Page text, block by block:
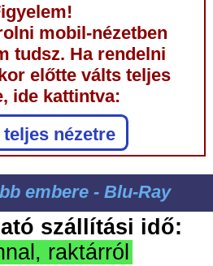
mobil-nézetben
tudsz. Ha rendelni
előtte válts teljes
ide kattintva:
nézetre
embere - Blu-Ray
szállítási idő:
raktárról